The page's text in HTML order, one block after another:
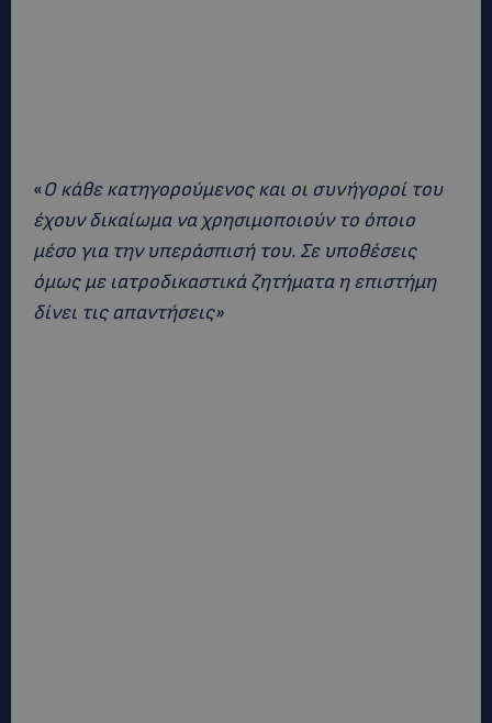
«Ο κάθε κατηγορούμενος και οι συνήγοροί του
έχουν δικαίωμα να χρησιμοποιούν το όποιο
μέσο για την υπεράσπισή του. Σε υποθέσεις
όμως με ιατροδικαστικά ζητήματα η επιστήμη
δίνει τις απαντήσεις»